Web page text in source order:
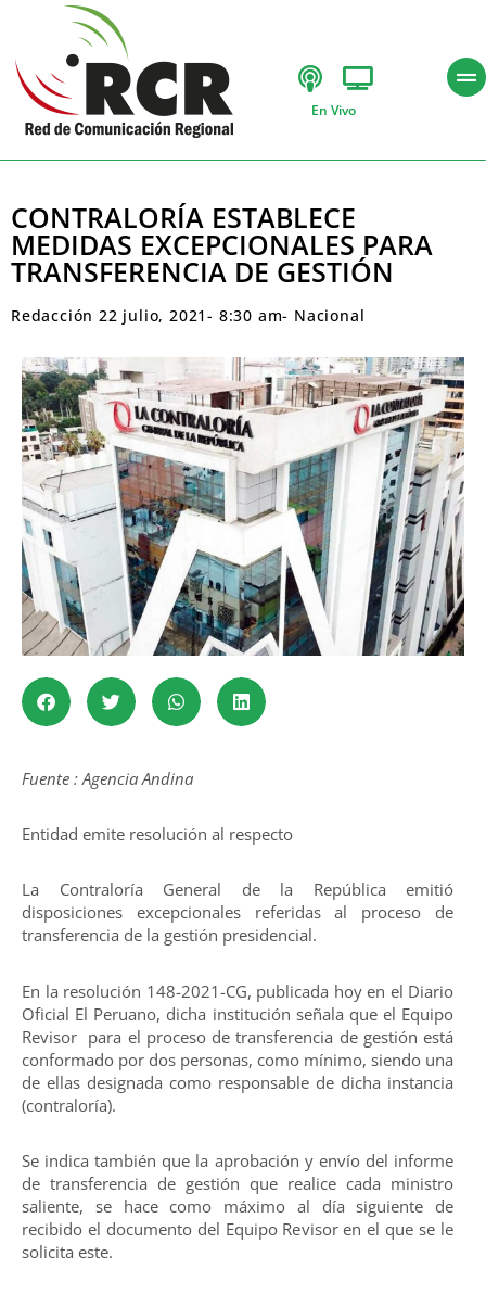
En Vivo
CONTRALORÍA ESTABLECE
MEDIDAS EXCEPCIONALES PARA
TRANSFERENCIA DE GESTIÓN
Redacción 22 julio, 2021- 8:30 am- Nacional
Fuente : Agencia Andina
Entidad emite resolución al respecto
La Contraloría General de la República emitió
disposiciones excepcionales referidas al proceso de
transferencia de la gestión presidencial.
En la resolución 148-2021-CG, publicada hoy en el Diario
Oficial El Peruano, dicha institución señala que el Equipo
Revisor para el proceso de transferencia de gestión está
conformado por dos personas, como mínimo, siendo una
de ellas designada como responsable de dicha instancia
(contraloría).
Se indica también que la aprobación y envío del informe
de transferencia de gestión que realice cada ministro
saliente, se hace como máximo al día siguiente de
recibido el documento del Equipo Revisor en el que se le
solicita este.